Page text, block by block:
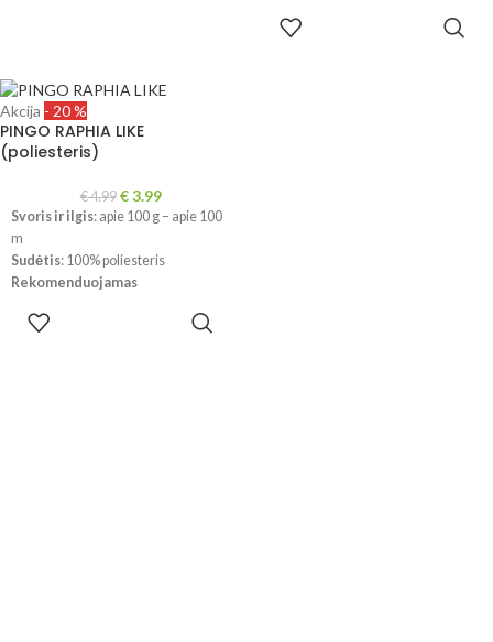
Mezginio tankumas
: 10x10cm-
Akcija - 20 %
PINGO RAPHIA LIKE
(poliesteris)
€4.99 €3.99
Svoris ir ilgis: apie 100 g – apie 100
m
Sudėtis: 100% poliesteris
Rekomenduojamas
Mezginio tankumas
: 10x10cm-